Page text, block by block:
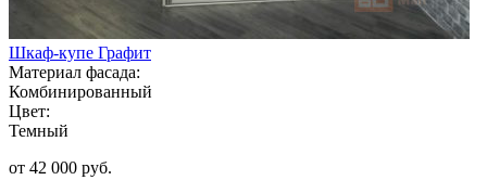
Шкаф-купе Графит
Материал фасада:
Комбинированный
Цвет:
Темный
от 42 000 руб.